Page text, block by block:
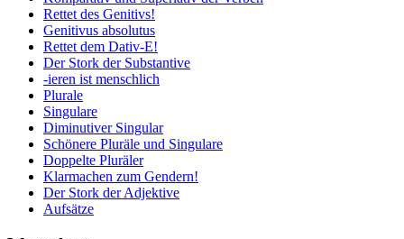
Rettet des Genitivs!
Genitivus absolutus
Rettet dem Dativ-E!
Der Stork der Substantive
-ieren ist menschlich
Plurale
Singulare
Diminutiver Singular
Schönere Pluräle und Singulare
Doppelte Pluräler
Klarmachen zum Gendern!
Der Stork der Adjektive
Aufsätze